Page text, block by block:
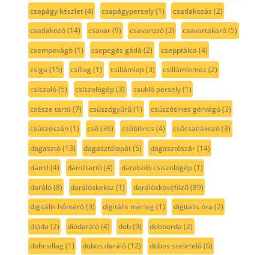
csapágy készlet(4) csapágypersely(1) csatlakozás (2)
csatlakozó(14) csavar(9) csavarozó(2) csavartakaró(5)
csempevágó(1) csepegés gátló(2) csepptálca (4)
csiga (15) csillag(1) csillámlap(3) csillámlemez (2)
csiszoló(5) csiszológép(3) csukló persely(1)
csésze tartó(7) csúszógyűrű(1) csúszósines gérvágó(3)
csúszószán(1) cső(36) csőbilincs (4) csőcsatlakozó(3)
dagasztó(13) dagasztólapát(5) dagasztószár(14)
damil (4) damiltartó(4) daraboló csiszológép(1)
daráló(8) darálóskeksz (1) darálóskávéfőző(89)
digitális hőmérő(3) digitális mérleg(1) digitális óra (2)
dióda (2) diódaráló(4) dob(9) dobborda (2)
dobcsillag(1) dobos daráló(12) dobos szeletelő(6)